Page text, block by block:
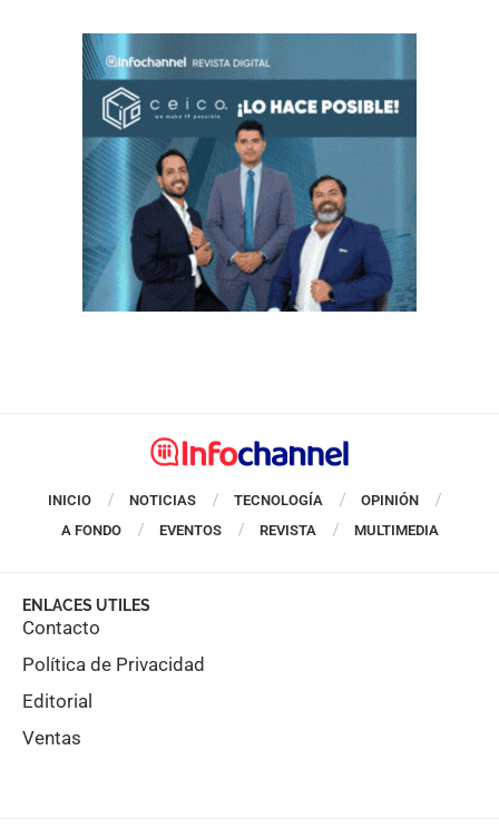
INICIO NOTICIAS TECNOLOGÍA
OPINIÓN
A FONDO
EVENTOS REVISTA MULTIMEDIA
ENLACES UTILES
Contacto
Política de Privacidad
Editorial
Ventas